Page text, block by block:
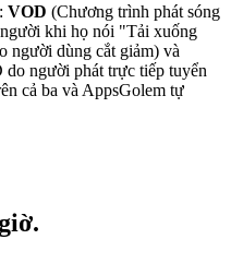
VOD (Chương trình phát sóng
khi họ nói "Tải xuống
người dùng cắt giảm) và
người phát trực tiếp tuyển
cả ba và AppsGolem tự